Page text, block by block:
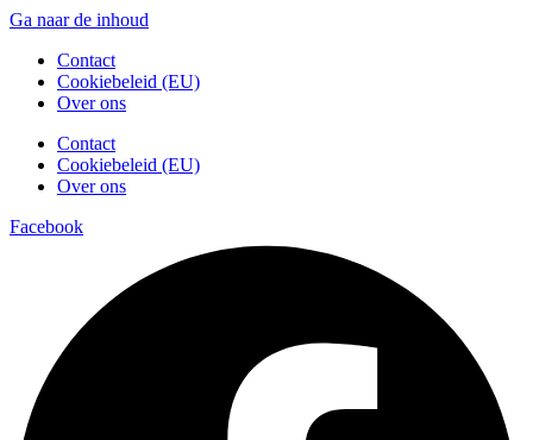
Ga naar de inhoud
Contact
Cookiebeleid (EU)
Over ons
Contact
Cookiebeleid (EU)
Over ons
Facebook